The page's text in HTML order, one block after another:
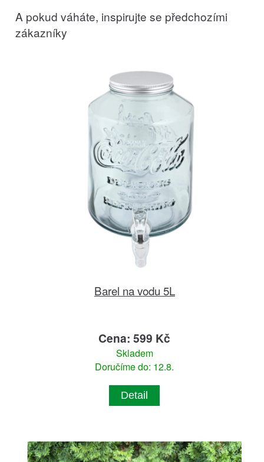
A pokud váháte, inspirujte se předchozími
zákazníky
Barel na vodu 5L
Cena: 599 Kč
Skladem
Doručíme do: 12.8.
Detail